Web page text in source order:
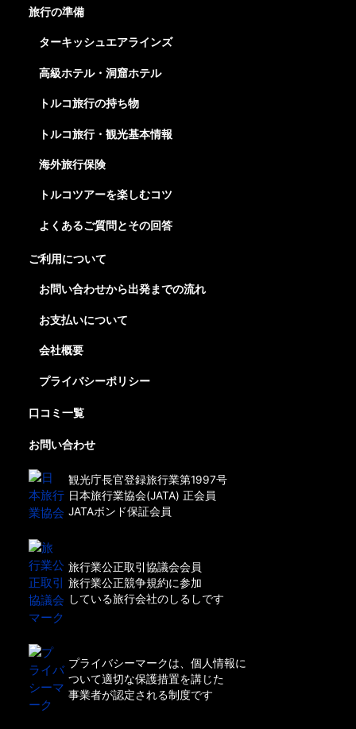
旅行の準備
ターキッシュエアラインズ
高級ホテル・洞窟ホテル
トルコ旅行の持ち物
トルコ旅行・観光基本情報
海外旅行保険
トルコツアーを楽しむコツ
よくあるご質問とその回答
ご利用について
お問い合わせから出発までの流れ
お支払いについて
会社概要
プライバシーポリシー
口コミ一覧
お問い合わせ
観光庁長官登録旅行業第1997号
日本旅行業協会(JATA) 正会員
JATAボンド保証会員
旅行業公正取引協議会会員
旅行業公正競争規約に参加
している旅行会社のしるしです
プライバシーマークは、個人情報に
ついて適切な保護措置を講じた
事業者が認定される制度です